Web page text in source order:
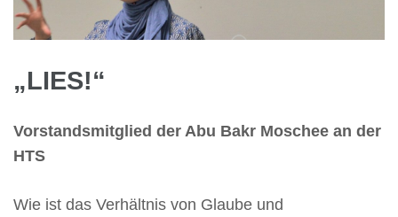
„LIES!“
Vorstandsmitglied der Abu Bakr Moschee an der
HTS
Wie ist das Verhältnis von Glaube und